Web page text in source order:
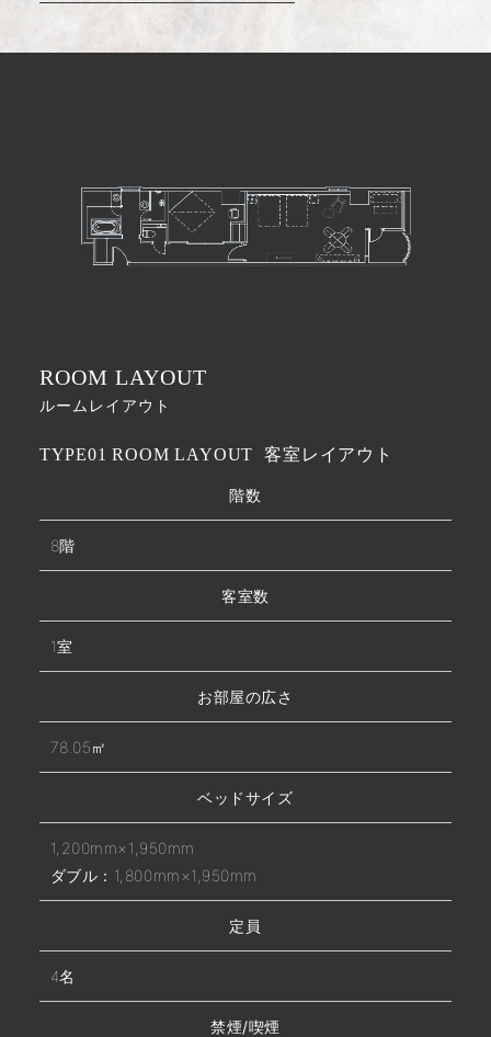
ROOM LAYOUT
ルームレイアウト
TYPE01 ROOM LAYOUT 客室レイアウト
階数
8階
客室数
1室
お部屋の広さ
78.05㎡
ベッドサイズ
1,200mm×1,950mm
ダブル：1,800mm×1,950mm
定員
4名
禁煙/喫煙